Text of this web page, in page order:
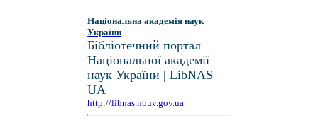
Національна академія наук
України
Бібліотечний портал
Національної академії
наук України | LibNAS
UA
http://libnas.nbuv.gov.ua